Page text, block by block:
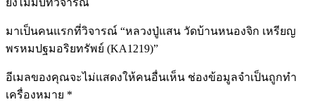
ยังไม่มีบทวิจารณ์
มาเป็นคนแรกที่วิจารณ์ “หลวงปู่แสน วัดบ้านหนองจิก เหรียญ
พรหมปฐมอริยทรัพย์ (KA1219)”
อีเมลของคุณจะไม่แสดงให้คนอื่นเห็น ช่องข้อมูลจำเป็นถูกทำ
เครื่องหมาย *